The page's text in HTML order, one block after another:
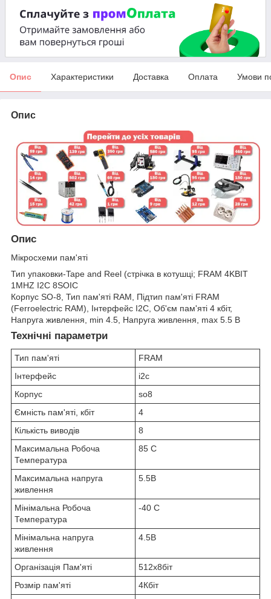
Опис Характеристики Доставка Оплата Умови
Опис
Опис
Мікросхеми пам'яті
Тип упаковки-Tape and Reel (стрічка в котушці; FRAM 4KBIT
1MHZ I2C 8SOIC
Корпус SO-8, Тип пам'яті RAM, Підтип пам'яті FRAM
(Ferroelectric RAM), Інтерфейс I2C, Об'єм пам'яті 4 кбіт,
Напруга живлення, min 4.5, Напруга живлення, max 5.5 В
Технічні параметри
Тип пам'яті
FRAM
Інтерфейс
i2c
Корпус
so8
Ємність пам'яті, кбіт
4
Кількість виводів
8
Максимальна Робоча
Температура
85 C
Максимальна напруга
живлення
5.5В
Мінімальна Робоча
Температура
-40 C
Мінімальна напруга
живлення
4.5В
Організація Пам'яті
512x8біт
Розмір пам'яті
4Кбіт